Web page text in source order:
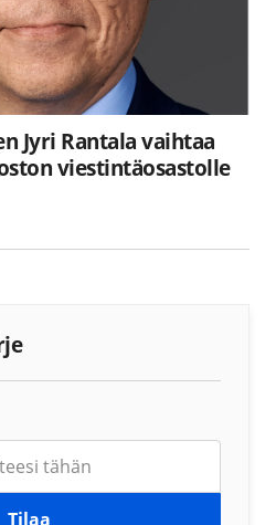
Jyri Rantala vaihtaa
viestintäosastolle
Tilaa